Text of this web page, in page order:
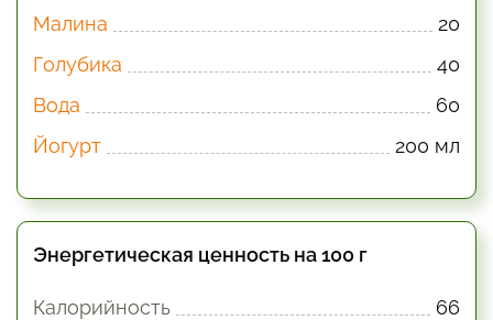
Малина
20
Голубика
40
Вода
60
Йогурт
200 мл
Энергетическая ценность на 100 г
Калорийность
66